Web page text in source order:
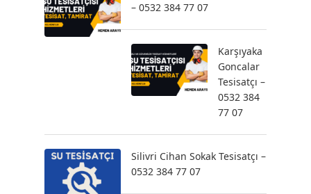
– 0532 384 77 07
Karşıyaka
Goncalar
Tesisatçı –
0532 384
77 07
Silivri Cihan Sokak Tesisatçı –
0532 384 77 07